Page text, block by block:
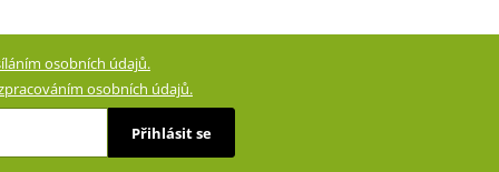
osobních údajů.
osobních údajů.
Přihlásit se